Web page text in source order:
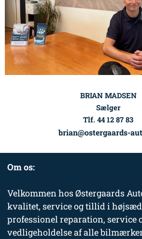
BRIAN MADSEN
Sælger
Tlf. 44 12 87 83
brian@ostergaards-
Om os:
Velkommen hos Østergaards
kvalitet, service og tillid i
professionel reparation, service
vedligeholdelse af alle